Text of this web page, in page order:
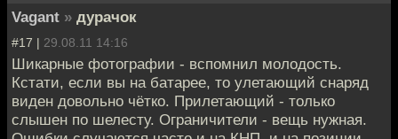
Vagant » дурачок
#17 | 29.08.11 14:16
Шикарные фотографии - вспомнил молодость.
Кстати, если вы на батарее, то улетающий снаряд
виден довольно чётко. Прилетающий - только
слышен по шелесту. Ограничители - вещь нужная.